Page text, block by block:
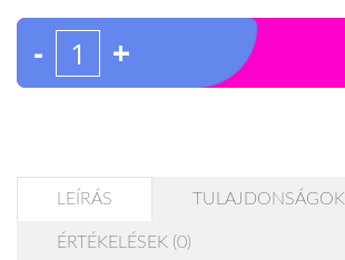
- +
LEÍRÁS TULAJDONSÁGOK
ÉRTÉKELÉSEK (0)